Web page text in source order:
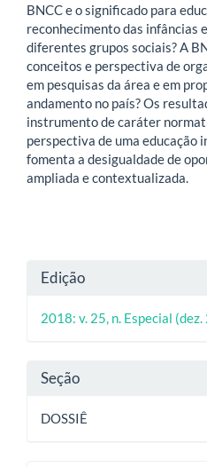
BNCC e o significado para
reconhecimento das infâncias
diferentes grupos sociais? A
conceitos e perspectiva de
em pesquisas da área e em
andamento no país? Os
instrumento de caráter
perspectiva de uma educação
fomenta a desigualdade de
ampliada e contextualizada.
Detalhes
do
Edição
2018: v. 25, n. Especial
Seção
DOSSIÊ